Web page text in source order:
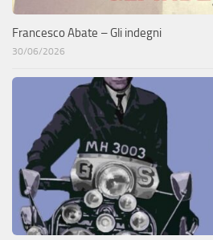
Francesco Abate – Gli indegni
30/06/2026